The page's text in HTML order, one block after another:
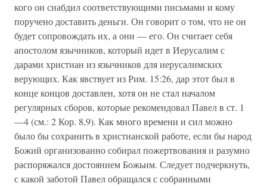
кого он снабдил соответствующими письмами и кому
поручено доставить деньги. Он говорит о том, что не он
будет сопровождать их, а они — его. Он считает себя
апостолом язычников, который идет в Иерусалим с
дарами христиан из язычников для иерусалимских
верующих. Как явствует из Рим. 15:26, дар этот был в
конце концов доставлен, хотя он не стал началом
регулярных сборов, которые рекомендовал Павел в ст. 1
—4 (см.: 2 Кор. 8,9). Как много времени и сил можно
было бы сохранить в христианской работе, если бы народ
Божий организованно собирал пожертвования и разумно
распоряжался достоянием Божьим. Следует подчеркнуть,
с какой заботой Павел обращался с собранными